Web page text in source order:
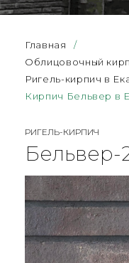
Главная
/
Облицовочный
Ригель-кирпич в
Кирпич Бельвер в
РИГЕЛЬ-КИРПИЧ
Бельвер-